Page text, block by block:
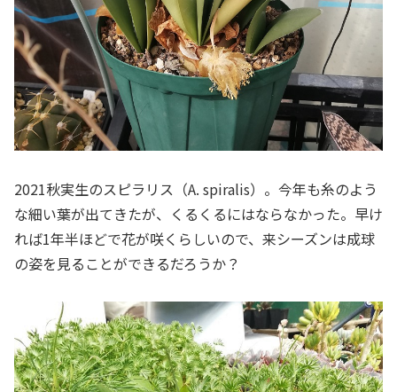
2021秋実生のスピラリス（A. spiralis）。今年も糸のよう
な細い葉が出てきたが、くるくるにはならなかった。早け
れば1年半ほどで花が咲くらしいので、来シーズンは成球
の姿を見ることができるだろうか？